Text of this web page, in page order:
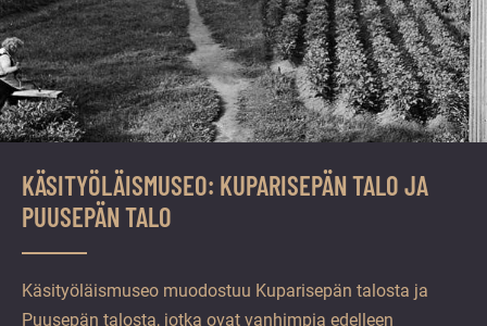
KÄSITYÖLÄISMUSEO: KUPARISEPÄN TALO JA
PUUSEPÄN TALO
Käsityöläismuseo muodostuu Kuparisepän talosta ja
Puusepän talosta, jotka ovat vanhimpia edelleen